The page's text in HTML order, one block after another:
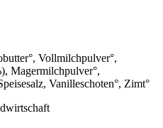
Vollmilchpulver°,
Magermilchpulver°,
Vanilleschoten°, Zimt°